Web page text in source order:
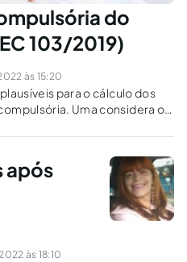
do
103/2019)
às 15:20
para o cálculo dos
Uma considera o
após
às 18:10